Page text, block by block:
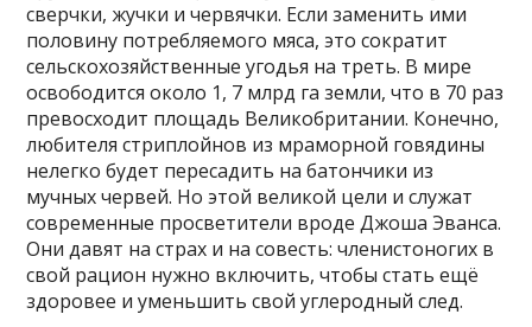
сверчки, жучки и червячки. Если заменить ими
половину потребляемого мяса, это сократит
сельскохозяйственные угодья на треть. В мире
освободится около 1, 7 млрд га земли, что в 70 раз
превосходит площадь Великобритании. Конечно,
любителя стриплойнов из мраморной говядины
нелегко будет пересадить на батончики из
мучных червей. Но этой великой цели и служат
современные просветители вроде Джоша Эванса.
Они давят на страх и на совесть: членистоногих в
свой рацион нужно включить, чтобы стать ещё
здоровее и уменьшить свой углеродный след.